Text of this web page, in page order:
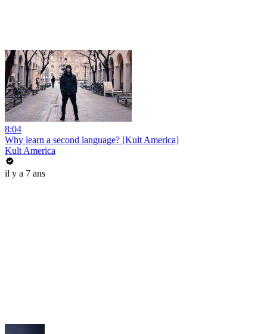
8:04
Why learn a second language? [Kult America]
Kult America
il y a 7 ans